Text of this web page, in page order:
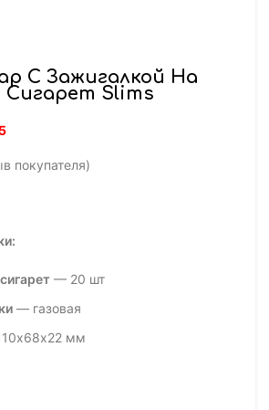
С Зажигалкой На
Сигарет Slims
покупателя)
— 20 шт
— газовая
мм